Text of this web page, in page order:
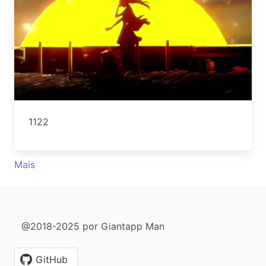
1122
Mais
@2018-2025 por Giantapp Man
GitHub